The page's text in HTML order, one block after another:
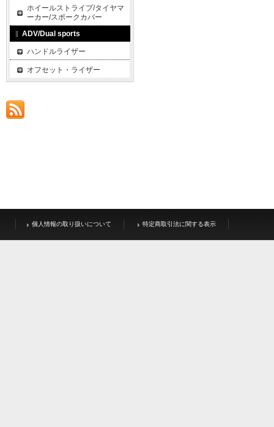
ホイールストライプ/タイヤマ
ーカー/スポークカバー
ADV/Dual sports
ハンドルライザー
オフセット・ライザー
個人情報の取り扱いについて 特定商取引法に関する表示